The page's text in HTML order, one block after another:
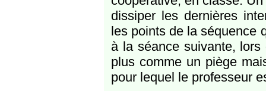
dissiper les dernières
les points de la séquence
à la séance suivante,
plus comme un piège
pour lequel le professeur